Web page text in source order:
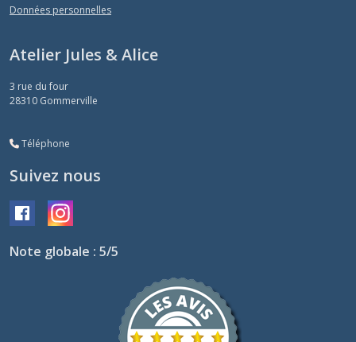
Données personnelles
Atelier Jules & Alice
3 rue du four
28310 Gommerville
Téléphone
Suivez nous
Note globale : 5/5